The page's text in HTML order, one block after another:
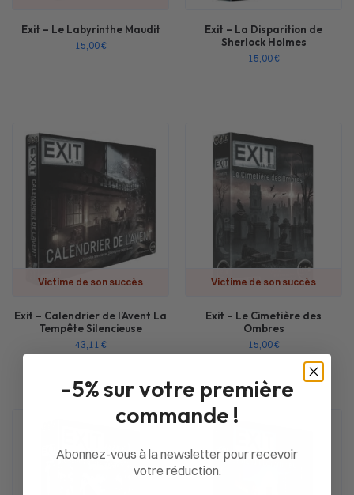
Exit – Le Labyrinthe Maudit
15,00€
Exit – La Disparition de
Sherlock Holmes
15,00€
Victime de son succès
Exit – Calendrier de l’Avent La
Tempête Silencieuse
43,11 €
Victime de son succès
Exit – Le Cimetière des
Ombres
15,00€
-5% sur votre première
commande !
Abonnez-vous à la newsletter pour recevoir
votre réduction.